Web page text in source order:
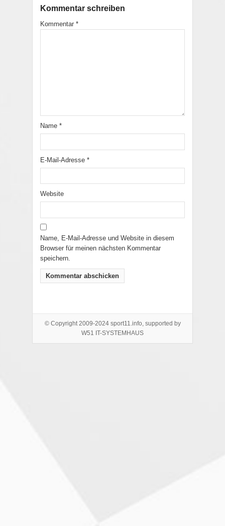
Kommentar schreiben
Kommentar *
Name *
E-Mail-Adresse *
Website
Name, E-Mail-Adresse und Website in diesem
Browser für meinen nächsten Kommentar
speichern.
© Copyright 2009-2024 sport11.info, supported by
W51 IT-SYSTEMHAUS